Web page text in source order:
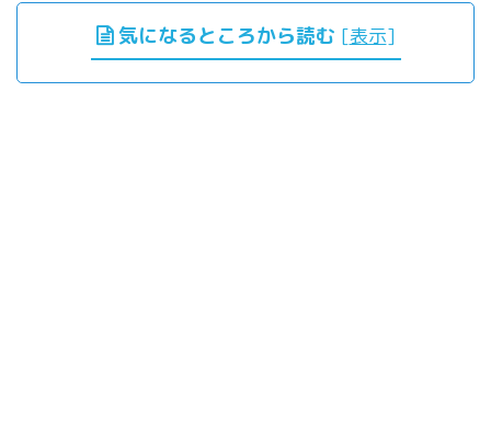
気になるところから読む [表示]